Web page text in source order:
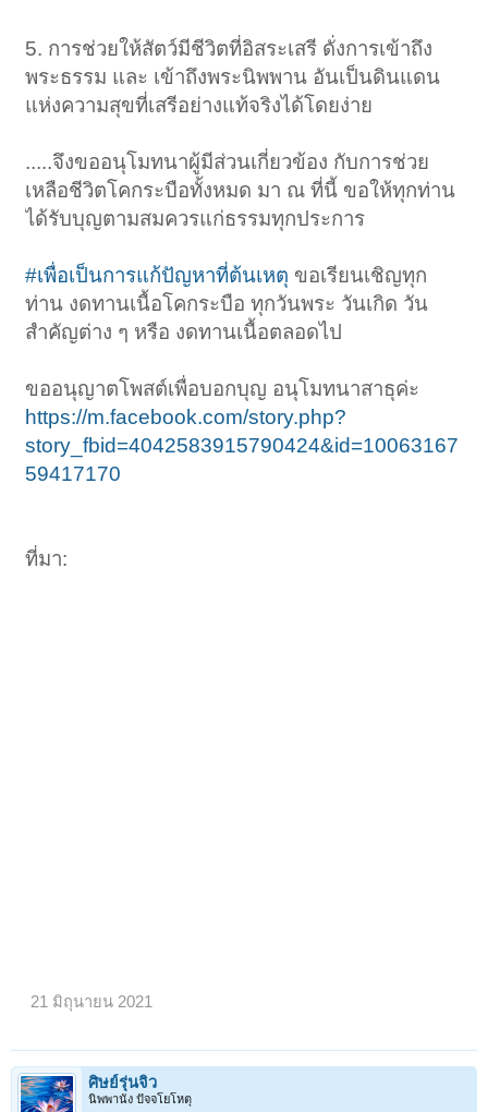
5. การช่วยให้สัตว์มีชีวิตที่อิสระเสรี ดั่งการเข้าถึง
พระธรรม และ เข้าถึงพระนิพพาน อันเป็นดินแดน
แห่งความสุขที่เสรีอย่างแท้จริงได้โดยง่าย
.....จึงขออนุโมทนาผู้มีส่วนเกี่ยวข้อง กับการช่วย
เหลือชีวิตโคกระบือทั้งหมด มา ณ ที่นี้ ขอให้ทุกท่าน
ได้รับบุญตามสมควรแก่ธรรมทุกประการ
#เพื่อเป็นการแก้ปัญหาที่ต้นเหตุ ขอเรียนเชิญทุก
ท่าน งดทานเนื้อโคกระบือ ทุกวันพระ วันเกิด วัน
สำคัญต่าง ๆ หรือ งดทานเนื้อตลอดไป
ขออนุญาตโพสต์เพื่อบอกบุญ อนุโมทนาสาธุค่ะ
https://m.facebook.com/story.php?
story_fbid=4042583915790424&id=10063167
59417170
ที่มา:
21 มิถุนายน 2021
ศิษย์รุ่นจิ๋ว
นิพพานัง ปัจจโยโหตุ